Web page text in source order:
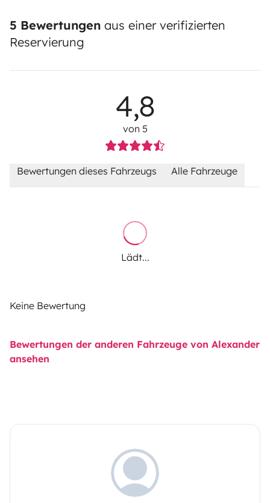
5 Bewertungen aus einer verifizierten
Reservierung
4,8
von 5
Bewertungen dieses Fahrzeugs Alle Fahrzeuge
Lädt...
Keine Bewertung
Bewertungen der anderen Fahrzeuge von Alexander
ansehen